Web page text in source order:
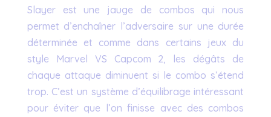
Slayer est une jauge de combos qui nous
permet d’enchaîner l’adversaire sur une durée
déterminée et comme dans certains jeux du
style Marvel VS Capcom 2, les dégâts de
chaque attaque diminuent si le combo s’étend
trop. C’est un système d’équilibrage intéressant
pour éviter que l’on finisse avec des combos